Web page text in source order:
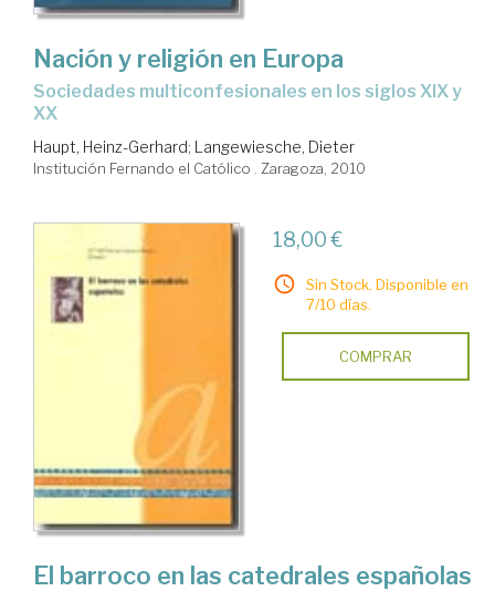
Nación y religión en Europa
sociedades multiconfesionales en los siglos XIX y
XX
Haupt, Heinz-Gerhard; Langewiesche, Dieter
Institución Fernando el Católico . Zaragoza, 2010
18,00 €
Sin Stock. Disponible en
7/10 días.
COMPRAR
El barroco en las catedrales españolas